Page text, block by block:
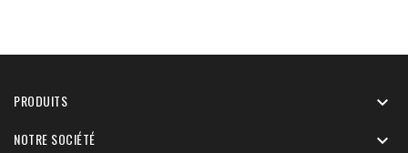
PRODUITS 
NOTRE SOCIÉTÉ 